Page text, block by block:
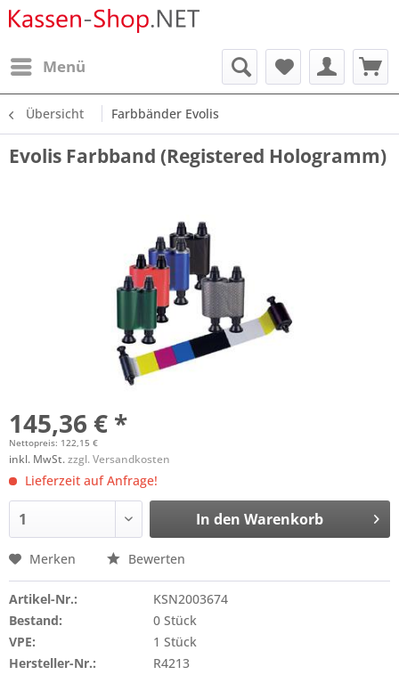
Menü
Übersicht Farbbänder Evolis
Evolis Farbband (Registered Hologramm)
145,36 € *
Nettopreis: 122,15 €
inkl. MwSt.zzgl. Versandkosten
Lieferzeit auf Anfrage!
In den Warenkorb
Merken Bewerten
Artikel-Nr.:
KSN2003674
Bestand:
0 Stück
VPE:
1 Stück
Hersteller-Nr.:
R4213